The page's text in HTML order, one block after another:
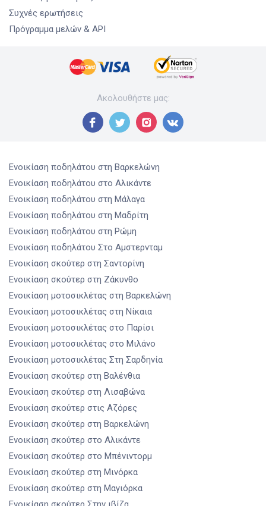
Συχνές ερωτήσεις
Πρόγραμμα μελών & API
Ακολουθήστε μας:
Ενοικίαση ποδηλάτου στη Βαρκελώνη
Ενοικίαση ποδηλάτου στο Αλικάντε
Ενοικίαση ποδηλάτου στη Μάλαγα
Ενοικίαση ποδηλάτου στη Μαδρίτη
Ενοικίαση ποδηλάτου στη Ρώμη
Ενοικίαση ποδηλάτου Στο Αμστερνταμ
Ενοικίαση σκούτερ στη Σαντορίνη
Ενοικίαση σκούτερ στη Ζάκυνθο
Ενοικίαση μοτοσικλέτας στη Βαρκελώνη
Ενοικίαση μοτοσικλέτας στη Νίκαια
Ενοικίαση μοτοσικλέτας στο Παρίσι
Ενοικίαση μοτοσικλέτας στο Μιλάνο
Ενοικίαση μοτοσικλέτας Στη Σαρδηνία
Ενοικίαση σκούτερ στη Βαλένθια
Ενοικίαση σκούτερ στη Λισαβώνα
Ενοικίαση σκούτερ στις Αζόρες
Ενοικίαση σκούτερ στη Βαρκελώνη
Ενοικίαση σκούτερ στο Αλικάντε
Ενοικίαση σκούτερ στο Μπένιντορμ
Ενοικίαση σκούτερ στη Μινόρκα
Ενοικίαση σκούτερ στη Μαγιόρκα